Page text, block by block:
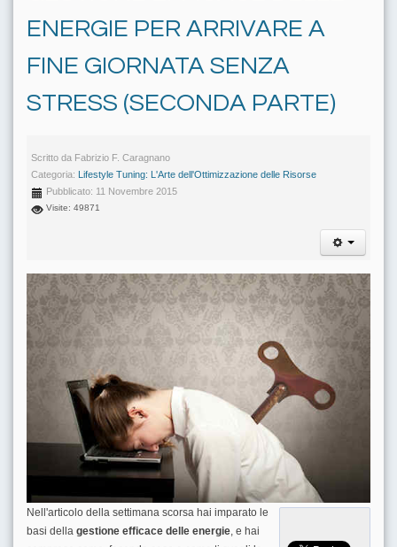
ENERGIE PER ARRIVARE A
FINE GIORNATA SENZA
STRESS (SECONDA PARTE)
Scritto da Fabrizio F. Caragnano
Categoria: Lifestyle Tuning: L'Arte dell'Ottimizzazione delle Risorse
Pubblicato: 11 Novembre 2015
Visite: 49871
Nell'articolo della settimana scorsa hai imparato le
basi della gestione efficace delle energie, e hai